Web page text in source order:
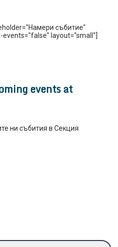
събитие"
layout="small"]
events at
ни събития в Секция